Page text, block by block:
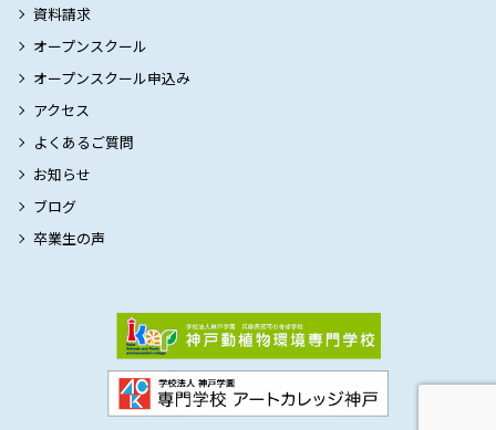
資料請求
オープンスクール
オープンスクール申込み
アクセス
よくあるご質問
お知らせ
ブログ
卒業生の声